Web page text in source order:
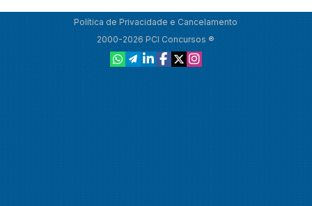
Política de Privacidade e Cancelamento
2000-2026 PCI Concursos ®